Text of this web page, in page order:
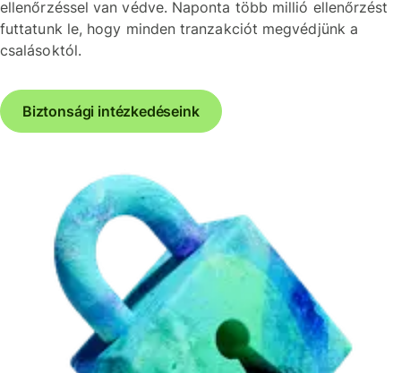
ellenőrzéssel van védve. Naponta több millió ellenőrzést
futtatunk le, hogy minden tranzakciót megvédjünk a
csalásoktól.
Biztonsági intézkedéseink